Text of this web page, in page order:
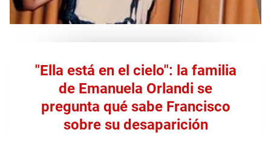
"Ella está en el cielo": la familia
de Emanuela Orlandi se
pregunta qué sabe Francisco
sobre su desaparición